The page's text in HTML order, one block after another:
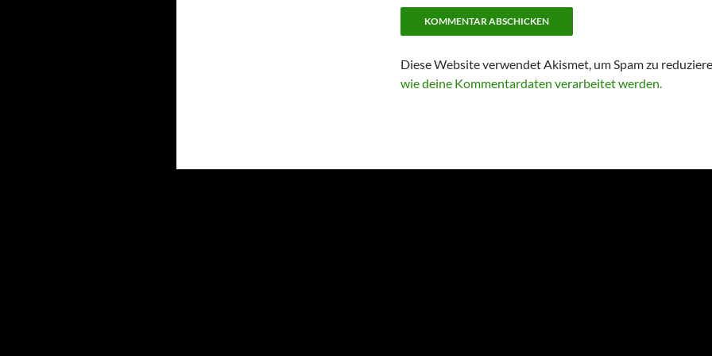
Diese Website verwendet Akismet, um Spam zu
wie deine Kommentardaten verarbeitet werden.